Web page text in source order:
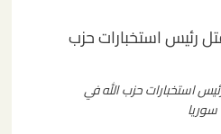
استخبارات حزب الله في
سوريا